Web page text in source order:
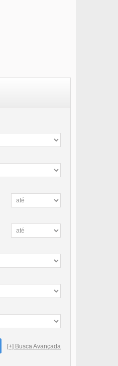
[+] Busca Avançada